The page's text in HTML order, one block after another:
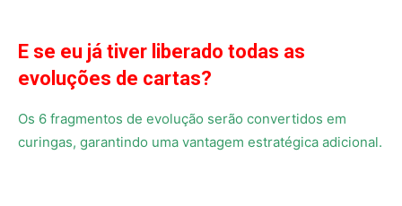
E se eu já tiver liberado todas as
evoluções de cartas?
Os 6 fragmentos de evolução serão convertidos em
curingas, garantindo uma vantagem estratégica adicional.